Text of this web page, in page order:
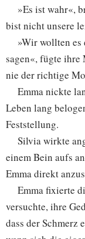
»Es ist wahr«,
bist nicht unsere
»Wir wollten
sagen«, fügte
nie der richtige
Emma nickte
Leben lang
Feststellung.
Silvia wirkte
einem Bein aufs
Emma direkt
Emma fixierte
versuchte, ihre
dass der Schmerz